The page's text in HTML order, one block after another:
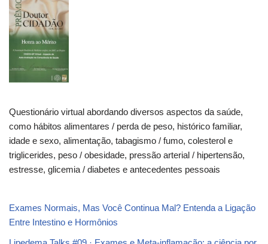
Questionário virtual abordando diversos aspectos da saúde,
como hábitos alimentares / perda de peso, histórico familiar,
idade e sexo, alimentação, tabagismo / fumo, colesterol e
triglicerides, peso / obesidade, pressão arterial / hipertensão,
estresse, glicemia / diabetes e antecedentes pessoais
Exames Normais, Mas Você Continua Mal? Entenda a Ligação
Entre Intestino e Hormônios